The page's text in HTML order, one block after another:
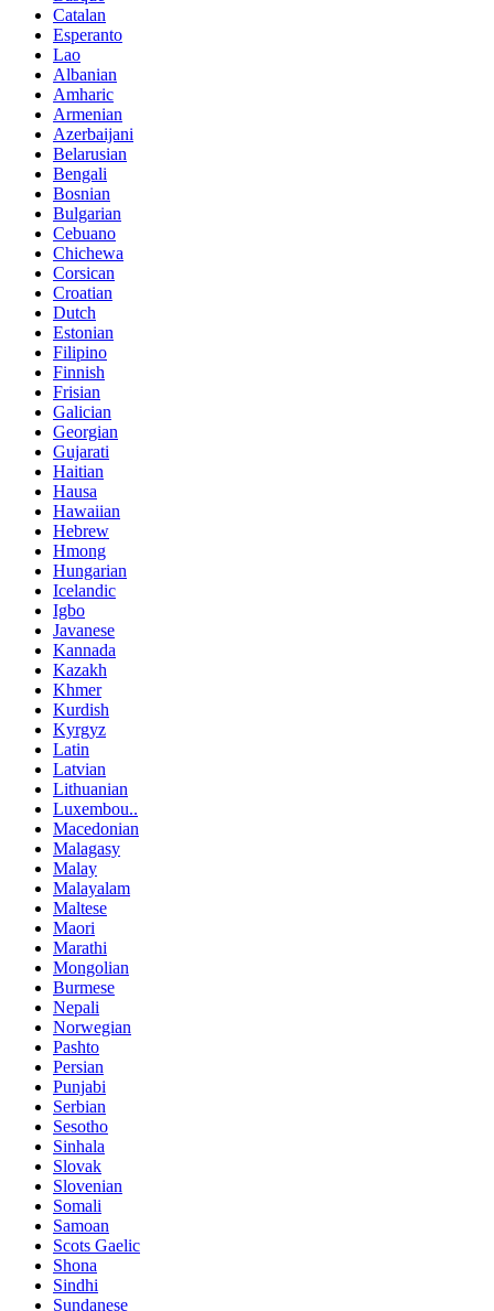
Catalan
Esperanto
Lao
Albanian
Amharic
Armenian
Azerbaijani
Belarusian
Bengali
Bosnian
Bulgarian
Cebuano
Chichewa
Corsican
Croatian
Dutch
Estonian
Filipino
Finnish
Frisian
Galician
Georgian
Gujarati
Haitian
Hausa
Hawaiian
Hebrew
Hmong
Hungarian
Icelandic
Igbo
Javanese
Kannada
Kazakh
Khmer
Kurdish
Kyrgyz
Latin
Latvian
Lithuanian
Luxembou..
Macedonian
Malagasy
Malay
Malayalam
Maltese
Maori
Marathi
Mongolian
Burmese
Nepali
Norwegian
Pashto
Persian
Punjabi
Serbian
Sesotho
Sinhala
Slovak
Slovenian
Somali
Samoan
Scots Gaelic
Shona
Sindhi
Sundanese